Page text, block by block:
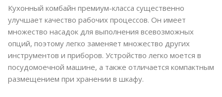
Кухонный комбайн премиум-класса существенно
улучшает качество рабочих процессов. Он имеет
множество насадок для выполнения всевозможных
опций, поэтому легко заменяет множество других
инструментов и приборов. Устройство легко моется в
посудомоечной машине, а также отличается компактным
размещением при хранении в шкафу.